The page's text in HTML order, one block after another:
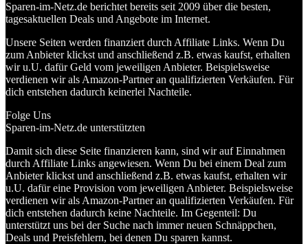
Sparen-im-Netz.de berichtet bereits seit 2009 über die besten,
tagesaktuellen Deals und Angebote im Internet.
Unsere Seiten werden finanziert durch Affiliate Links. Wenn Du
zum Anbieter klickst und anschließend z.B. etwas kaufst, erhalten
wir u.U. dafür Geld vom jeweiligen Anbieter. Beispielsweise
verdienen wir als Amazon-Partner an qualifizierten Verkäufen. Für
dich entstehen dadurch keinerlei Nachteile.
Folge Uns
Sparen-im-Netz.de unterstützten
Damit sich diese Seite finanzieren kann, sind wir auf Einnahmen
durch Affiliate Links angewiesen. Wenn Du bei einem Deal zum
Anbieter klickst und anschließend z.B. etwas kaufst, erhalten wir
u.U. dafür eine Provision vom jeweiligen Anbieter. Beispielsweise
verdienen wir als Amazon-Partner an qualifizierten Verkäufen. Für
dich entstehen dadurch keine Nachteile. Im Gegenteil: Du
unterstützt uns bei der Suche nach immer neuen Schnäppchen,
Deals und Preisfehlern, bei denen Du sparen kannst.